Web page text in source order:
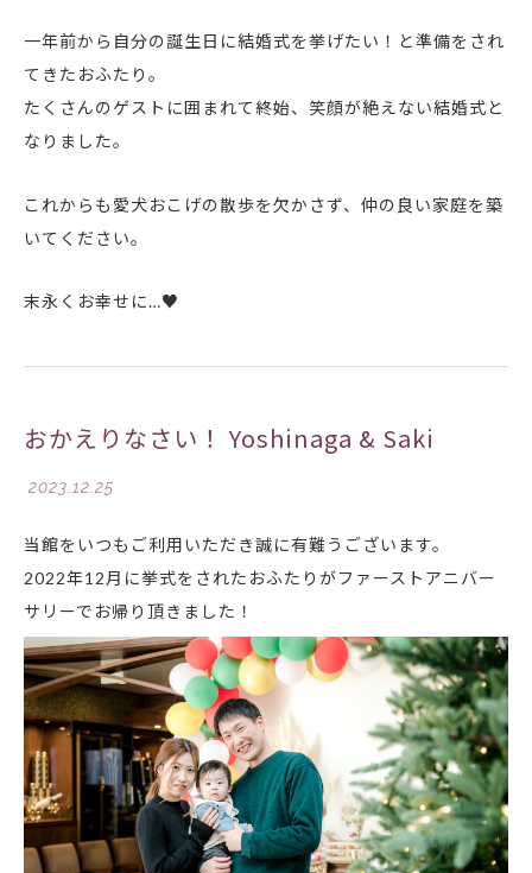
一年前から自分の誕生日に結婚式を挙げたい！と準備をされ
てきたおふたり。
たくさんのゲストに囲まれて終始、笑顔が絶えない結婚式と
なりました。
これからも愛犬おこげの散歩を欠かさず、仲の良い家庭を築
いてください。
末永くお幸せに…♥
おかえりなさい！ Yoshinaga & Saki
2023.12.25
当館をいつもご利用いただき誠に有難うございます。
2022年12月に挙式をされたおふたりがファーストアニバー
サリーでお帰り頂きました！